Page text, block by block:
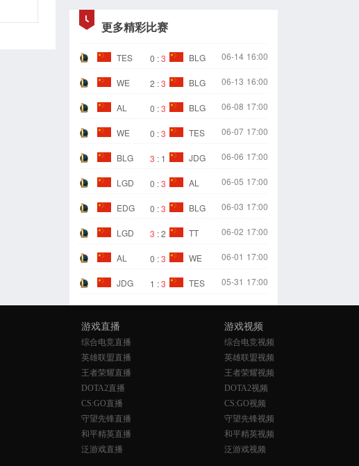
更多精彩比赛
TES 0 :3 BLG 06-14 16:00
WE 2 :3 BLG 06-13 16:00
AL 0 :3 BLG 06-08 17:00
WE 0 :3 TES 06-07 17:00
BLG 3 : 1 JDG 06-06 17:00
LGD 0 :3 AL 06-05 17:00
EDG 0 :3 BLG 06-03 17:00
LGD 3 :2 TT 06-02 17:00
AL 0 :3 WE 06-01 17:00
JDG 1 :3 TES 05-31 17:00
游戏直播
综合电竞直播
英雄联盟直播
王者荣耀直播
DOTA2直播
CS:GO直播
守望先锋直播
和平精英直播
泛游戏直播
游戏视频
综合电竞视频
英雄联盟视频
王者荣耀视频
DOTA2视频
CS:GO视频
守望先锋视频
和平精英视频
泛游戏视频